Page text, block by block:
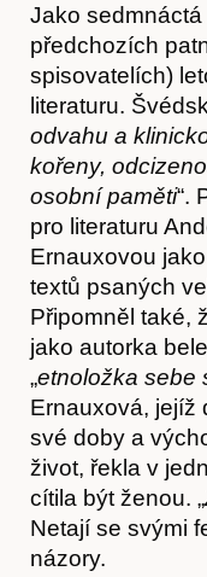
Jako
předchozích
spisovatelích)
literaturu.
odvahu a
kořeny,
osobní paměti“.
pro literaturu
Ernauxovou
textů psaných
Připomněl také,
jako autorka
„etnoložka sebe
Ernauxová, jejíž
své doby a
život, řekla v
cítila být ženou. „
Netají se svými
názory.